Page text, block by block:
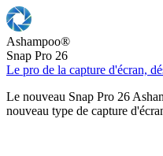
Ashampoo®
Snap Pro 26
Le pro de la capture d'écran,
Le nouveau Snap Pro 26
nouveau type de capture